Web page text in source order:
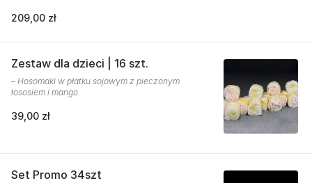
209,00 zł
Zestaw dla dzieci | 16 szt.
– Hosomaki w płatku sojowym z pieczonym
łososiem i mango.
39,00 zł
Set Promo 34szt